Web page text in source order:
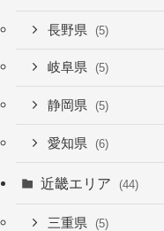
長野県 (5)
岐阜県 (5)
静岡県 (5)
愛知県 (6)
近畿エリア (44)
三重県 (5)